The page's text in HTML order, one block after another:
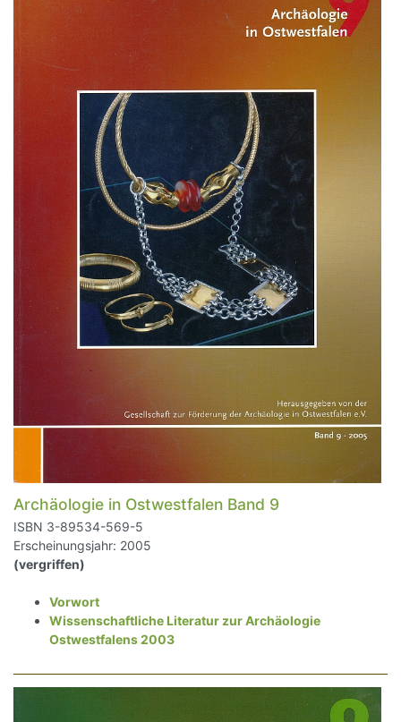
Archäologie in Ostwestfalen Band 9
ISBN 3-89534-569-5
Erscheinungsjahr: 2005
(vergriffen)
Vorwort
Wissenschaftliche Literatur zur Archäologie
Ostwestfalens 2003